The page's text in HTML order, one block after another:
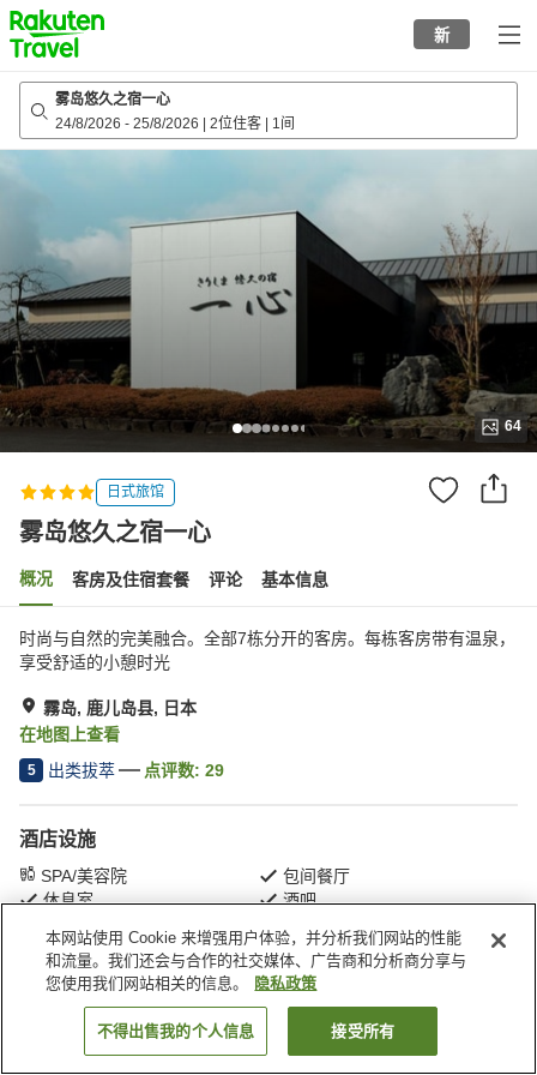
to
top
page
新
雾岛悠久之宿一心
24/8/2026 - 25/8/2026 2位住客 1间
64
日式旅馆
雾岛悠久之宿一心
概况 客房及住宿套餐 评论 基本信息
时尚与自然的完美融合。全部7栋分开的客房。每栋客房带有温泉，
享受舒适的小憩时光
霧岛, 鹿儿岛县, 日本
在地图上查看
5 出类拔萃 点评数: 29
酒店设施
SPA/美容院
包间餐厅
休息室
酒吧
首页 日本 鹿儿岛县 霧岛 雾岛悠久之宿一心
搜索客房
本网站使用 Cookie 来增强用户体验，并分析我们网站的性能
和流量。我们还会与合作的社交媒体、广告商和分析商分享与
您使用我们网站相关的信息。
隐私政策
不得出售我的个人信息 接受所有